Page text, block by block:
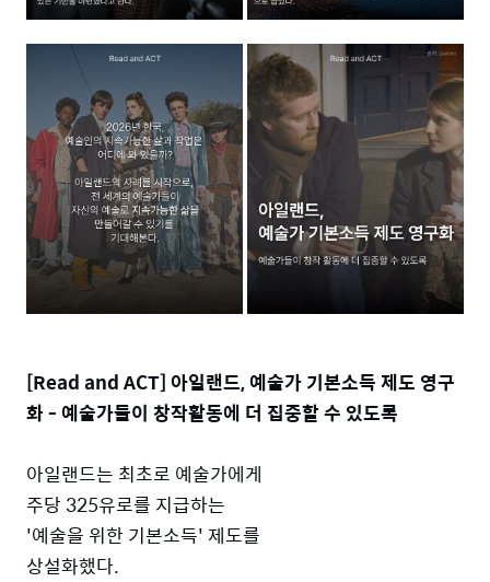
[Read and ACT] 아일랜드, 예술가 기본소득 제도 영구
화 - 예술가들이 창작활동에 더 집중할 수 있도록
아일랜드는 최초로 예술가에게
주당 325유로를 지급하는
'예술을 위한 기본소득' 제도를
상설화했다.